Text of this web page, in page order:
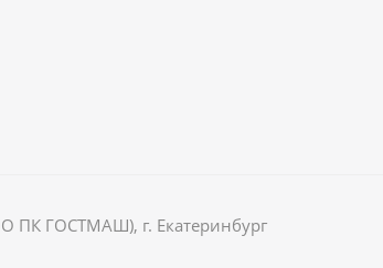
ГОСТМАШ), г. Екатеринбург